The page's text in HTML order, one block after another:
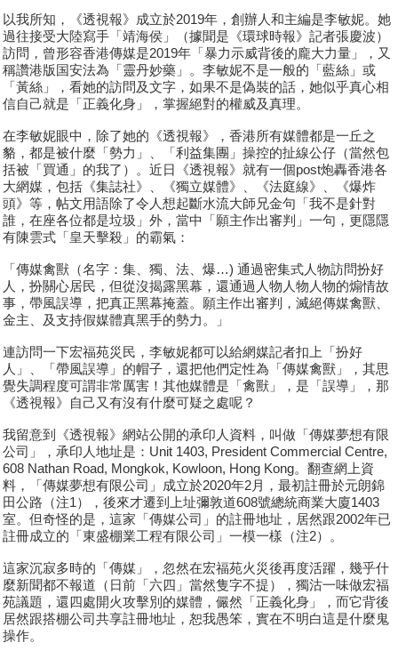
以我所知，《透視報》成立於2019年，創辦人和主編是李敏妮。她
過往接受大陸寫手「靖海侯」（據聞是《環球時報》記者張慶波）
訪問，曾形容香港傳媒是2019年「暴力示威背後的龐大力量」，又
稱讚港版国安法為「靈丹妙藥」。李敏妮不是一般的「藍絲」或
「黃絲」，看她的訪問及文字，如果不是偽裝的話，她似乎真心相
信自己就是「正義化身」，掌握絕對的權威及真理。
在李敏妮眼中，除了她的《透視報》，香港所有媒體都是一丘之
貉，都是被什麼「勢力」、「利益集團」操控的扯線公仔（當然包
括被「買通」的我了）。近日《透視報》就有一個post炮轟香港各
大網媒，包括《集誌社》、《獨立媒體》、《法庭線》、《爆炸
頭》等，帖文用語除了令人想起斷水流大師兄金句「我不是針對
誰，在座各位都是垃圾」外，當中「願主作出審判」一句，更隱隱
有陳雲式「皇天擊殺」的霸氣：
「傳媒禽獸（名字：集、獨、法、爆…) 通過密集式人物訪問扮好
人，扮關心居民，但從沒揭露黑幕，還通過人物人物人物的煽情故
事，帶風誤導，把真正黑幕掩蓋。願主作出審判，滅絕傳媒禽獸、
金主、及支持假媒體真黑手的勢力。」
連訪問一下宏福苑災民，李敏妮都可以給網媒記者扣上「扮好
人」、「帶風誤導」的帽子，還把他們定性為「傳媒禽獸」，其思
覺失調程度可謂非常厲害！其他媒體是「禽獸」，是「誤導」，那
《透視報》自己又有沒有什麼可疑之處呢？
我留意到《透視報》網站公開的承印人資料，叫做「傳媒夢想有限
公司」，承印人地址是：Unit 1403, President Commercial Centre,
608 Nathan Road, Mongkok, Kowloon, Hong Kong。翻查網上資
料，「傳媒夢想有限公司」成立於2020年2月，最初註冊於元朗錦
田公路（注1），後來才遷到上址彌敦道608號總統商業大廈1403
室。但奇怪的是，這家「傳媒公司」的註冊地址，居然跟2002年已
註冊成立的「東盛棚業工程有限公司」一模一樣（注2）。
這家沉寂多時的「傳媒」，忽然在宏福苑火災後再度活躍，幾乎什
麼新聞都不報道（日前「六四」當然隻字不提），獨沽一味做宏福
苑議題，還四處開火攻擊別的媒體，儼然「正義化身」，而它背後
居然跟搭棚公司共享註冊地址，恕我愚笨，實在不明白這是什麼鬼
操作。